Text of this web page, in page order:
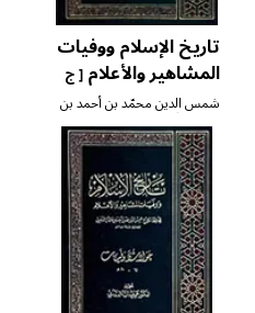
تاريخ الإسلام ووفيات
المشاهير والأعلام[ ج
٢١ ]
شمس الدين محمّد بن أحمد بن
عثمان الذّهبي